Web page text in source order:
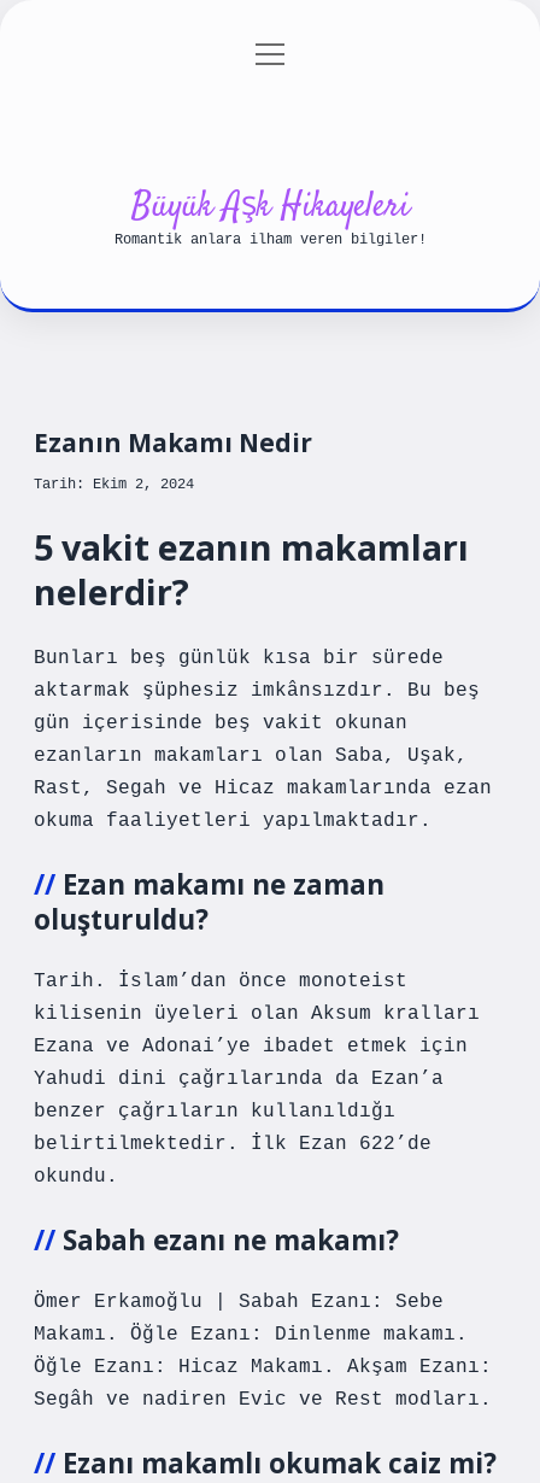
Gizlilik Politikası
menüyü
Büyük Aşk Hikayeleri
Romantik anlara ilham veren bilgiler!
Ezanın Makamı Nedir
Tarih: Ekim 2, 2024
5 vakit ezanın makamları
nelerdir?
Bunları beş günlük kısa bir sürede
aktarmak şüphesiz imkânsızdır. Bu beş
gün içerisinde beş vakit okunan
ezanların makamları olan Saba, Uşak,
Rast, Segah ve Hicaz makamlarında ezan
okuma faaliyetleri yapılmaktadır.
Ezan makamı ne zaman
oluşturuldu?
Tarih. İslam’dan önce monoteist
kilisenin üyeleri olan Aksum kralları
Ezana ve Adonai’ye ibadet etmek için
Yahudi dini çağrılarında da Ezan’a
benzer çağrıların kullanıldığı
belirtilmektedir. İlk Ezan 622’de
okundu.
Sabah ezanı ne makamı?
Ömer Erkamoğlu | Sabah Ezanı: Sebe
Makamı. Öğle Ezanı: Dinlenme makamı.
Öğle Ezanı: Hicaz Makamı. Akşam Ezanı:
Segâh ve nadiren Evic ve Rest modları.
Ezanı makamlı okumak caiz mi?